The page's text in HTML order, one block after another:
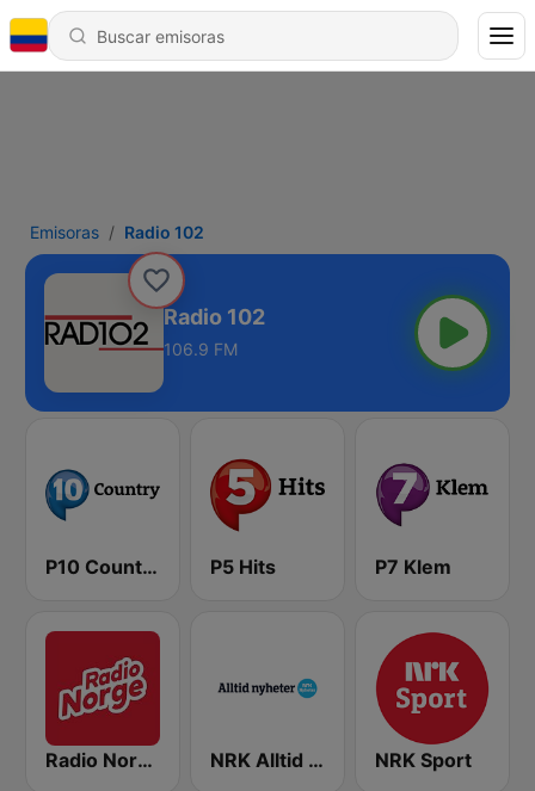
Emisoras Radio 102
Radio 102
106.9 FM
P10 Country P5 Hits P7 Klem
Radio Norge NRK Alltid Nyheter NRK Sport